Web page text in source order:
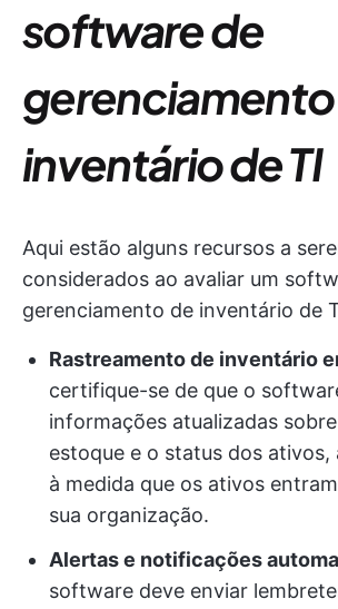
software de
inventário de TI
Aqui estão alguns recursos a
considerados ao avaliar um
gerenciamento de inventário de
Rastreamento de inventário
certifique-se de que o
informações atualizadas
estoque e o status dos ativos,
à medida que os ativos
sua organização.
Alertas e notificações
software deve enviar